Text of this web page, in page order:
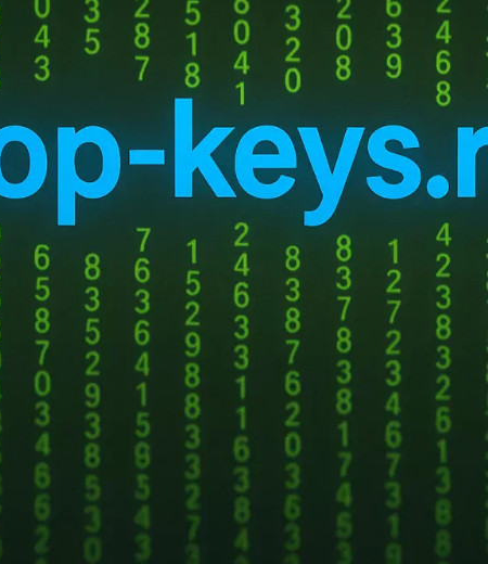
несмотря на значительные усилия по их преодолению.
года генеральный директор компании Вячеслав Закоржевский
это снижением объема ключевых направлений бизнеса и
2026 года компания изменила политику предоставления своих
с ограниченным набором функций по сравнению с предыдущей
компании вызвали недовольство среди сотрудников. Источники
выходного пособия, что привело к созданию профсоюза и угрозам
более приемлемые условия увольнения, хотя полностью
что увольнения происходят с соблюдением Трудового
с компенсацией в размере трех окладов.
остается сложным. В 2024 году чистый убыток составил
В 2025 году убыток вновь увеличился до 4 млрд рублей, а
рублей. Основным владельцем компании является «Лаборатория
Андрея Чеглакова, Дмитрия Комиссарова и других.
увеличилась на 34%, достигнув 24,96 млрд рублей.